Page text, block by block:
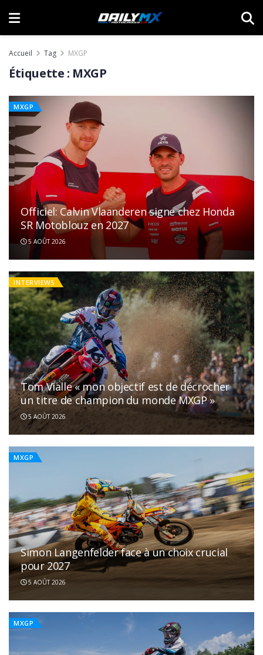
Accueil Tag MXGP
Étiquette : MXGP
MXGP
Officiel: Calvin Vlaanderen signe chez Honda
SR Motoblouz en 2027
5 AOÛT 2026
INTERVIEWS
Tom Vialle « mon objectif est de décrocher
un titre de champion du monde MXGP »
5 AOÛT 2026
MXGP
Simon Langenfelder face à un choix crucial
pour 2027
5 AOÛT 2026
MXGP